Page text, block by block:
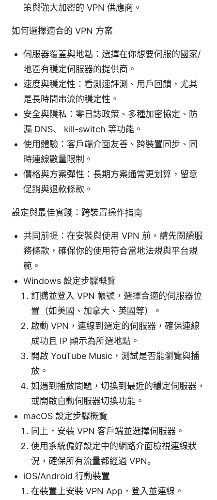
策與強大加密的 VPN 供應商。
如何選擇適合的 VPN 方案
伺服器覆蓋與地點：選擇在你想要伺服的國家/
地區有穩定伺服器的提供商。
速度與穩定性：看測速評測、用戶回饋，尤其
是長時間串流的穩定性。
安全與隱私：零日誌政策、多種加密協定、防
漏 DNS、 kill-switch 等功能。
使用體驗：客戶端介面友善、跨裝置同步、同
時連線數量限制。
價格與方案彈性：長期方案通常更划算，留意
促銷與退款條款。
設定與最佳實踐：跨裝置操作指南
共同前提：在安裝與使用 VPN 前，請先閱讀服
務條款，確保你的使用符合當地法規與平台規
範。
Windows 設定步驟概覽
訂購並登入 VPN 帳號，選擇合適的伺服器位
置（如美國、加拿大、英國等）。
啟動 VPN，連線到選定的伺服器，確保連線
成功且 IP 顯示為所選地點。
開啟 YouTube Music，測試是否能瀏覽與播
放。
如遇到播放問題，切換到最近的穩定伺服器，
或開啟自動伺服器切換功能。
macOS 設定步驟概覽
同上，安裝 VPN 客戶端並選擇伺服器。
使用系統偏好設定中的網路介面檢視連線狀
況，確保所有流量都經過 VPN。
iOS/Android 行動裝置
在裝置上安裝 VPN App，登入並連線。